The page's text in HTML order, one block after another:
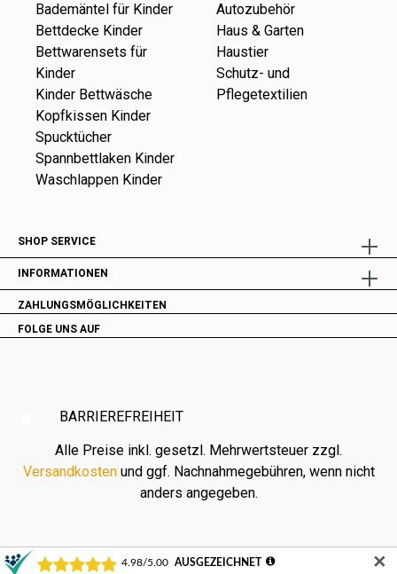
Bademäntel für Kinder
Bettdecke Kinder
Bettwarensets für
Kinder
Kinder Bettwäsche
Kopfkissen Kinder
Spucktücher
Spannbettlaken Kinder
Waschlappen Kinder
Autozubehör
Haus & Garten
Haustier
Schutz- und
Pflegetextilien
SHOP SERVICE
INFORMATIONEN
ZAHLUNGSMÖGLICHKEITEN
FOLGE UNS AUF
BARRIEREFREIHEIT
Alle Preise inkl. gesetzl. Mehrwertsteuer zzgl.
Versandkostenund ggf. Nachnahmegebühren, wenn nicht
anders angegeben.
✕